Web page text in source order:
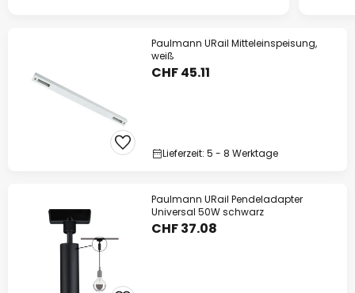
Paulmann URail Mitteleinspeisung,
weiß
CHF 45.11
Lieferzeit: 5 - 8 Werktage
Paulmann URail Pendeladapter
Universal 50W schwarz
CHF 37.08